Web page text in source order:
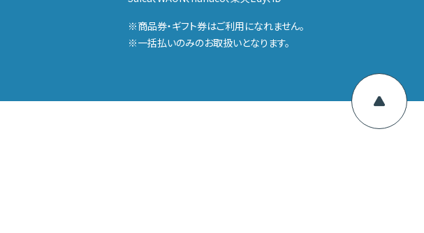
商品券・ギフト券はご利用になれません。
一括払いのみのお取扱いとなります。